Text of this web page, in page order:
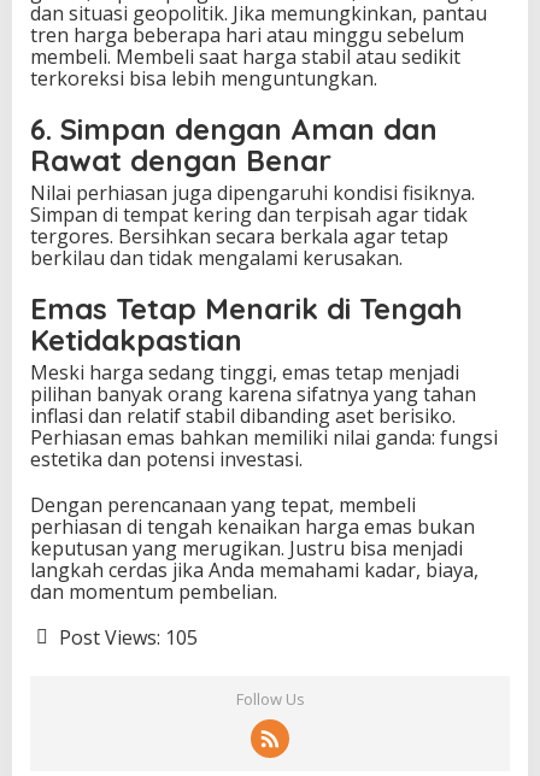
dan situasi geopolitik. Jika memungkinkan, pantau
tren harga beberapa hari atau minggu sebelum
membeli. Membeli saat harga stabil atau sedikit
terkoreksi bisa lebih menguntungkan.
6. Simpan dengan Aman dan
Rawat dengan Benar
Nilai perhiasan juga dipengaruhi kondisi fisiknya.
Simpan di tempat kering dan terpisah agar tidak
tergores. Bersihkan secara berkala agar tetap
berkilau dan tidak mengalami kerusakan.
Emas Tetap Menarik di Tengah
Ketidakpastian
Meski harga sedang tinggi, emas tetap menjadi
pilihan banyak orang karena sifatnya yang tahan
inflasi dan relatif stabil dibanding aset berisiko.
Perhiasan emas bahkan memiliki nilai ganda: fungsi
estetika dan potensi investasi.
Dengan perencanaan yang tepat, membeli
perhiasan di tengah kenaikan harga emas bukan
keputusan yang merugikan. Justru bisa menjadi
langkah cerdas jika Anda memahami kadar, biaya,
dan momentum pembelian.
Post Views: 105
Follow Us